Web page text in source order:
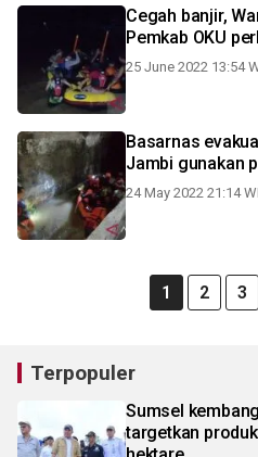
Cegah banjir,
Pemkab OKU
25 June 2022 13:54
Basarnas
Jambi gunakan
24 May 2022 21:14
1 2 3
Terpopuler
Sumsel
targetkan